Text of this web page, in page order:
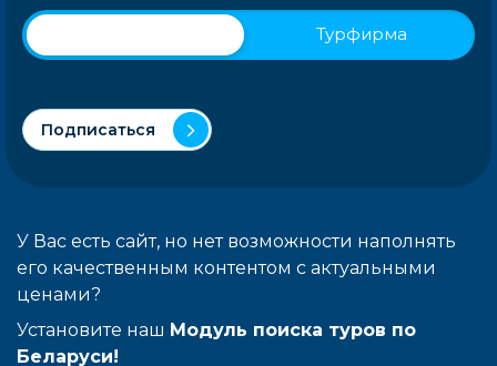
Турфирма
Подписаться
У Вас есть сайт, но нет возможности наполнять
его качественным контентом с актуальными
ценами?
Установите наш Модуль поиска туров по
Беларуси!